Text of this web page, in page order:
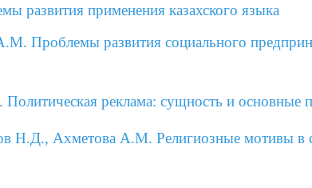
развития применения казахского языка
Проблемы развития социального
реклама: сущность и основные
Н.Д., Ахметова А.М. Религиозные мотивы в